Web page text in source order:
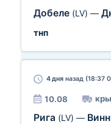
Добеле (LV) —
тнп
4 дня назад (18:37
10.08
Рига (LV) —